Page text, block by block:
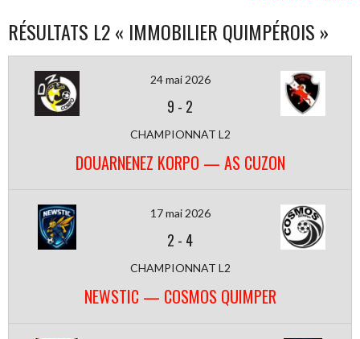
RÉSULTATS L2 « IMMOBILIER QUIMPÉROIS »
24 mai 2026
9 - 2
CHAMPIONNAT L2
DOUARNENEZ KORPO — AS CUZON
17 mai 2026
2 - 4
CHAMPIONNAT L2
NEWSTIC — COSMOS QUIMPER